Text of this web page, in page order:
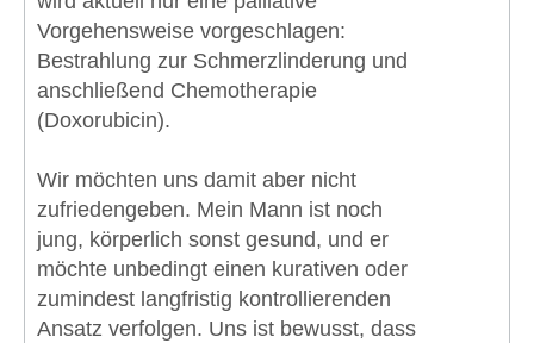
Vorgehensweise vorgeschlagen:
Bestrahlung zur Schmerzlinderung und
anschließend Chemotherapie
(Doxorubicin).
Wir möchten uns damit aber nicht
zufriedengeben. Mein Mann ist noch
jung, körperlich sonst gesund, und er
möchte unbedingt einen kurativen oder
zumindest langfristig kontrollierenden
Ansatz verfolgen. Uns ist bewusst, dass